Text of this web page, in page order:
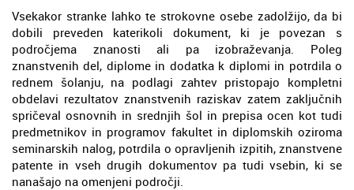
Vsekakor stranke lahko te strokovne osebe zadolžijo, da bi
dobili preveden katerikoli dokument, ki je povezan s
področjema znanosti ali pa izobraževanja. Poleg
znanstvenih del, diplome in dodatka k diplomi in potrdila o
rednem šolanju, na podlagi zahtev pristopajo kompletni
obdelavi rezultatov znanstvenih raziskav zatem zaključnih
spričeval osnovnih in srednjih šol in prepisa ocen kot tudi
predmetnikov in programov fakultet in diplomskih oziroma
seminarskih nalog, potrdila o opravljenih izpitih, znanstvene
patente in vseh drugih dokumentov pa tudi vsebin, ki se
nanašajo na omenjeni področji.